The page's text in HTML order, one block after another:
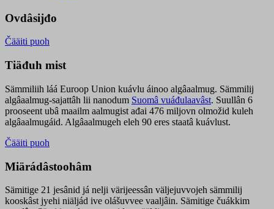
Ovdâsijđo
Čääiti puoh
Tiäđuh mist
Sämmiliih láá Euroop Union kuávlu áinoo algâaalmug. Sämmilij
algâaalmug-sajattâh lii nanodum Suomâ vuáđulaavâst. Suullân 6
prooseent ubâ maailm aalmugist ađai 476 miljovn olmožid kuleh
algâaalmugáid. Algâaalmugeh eleh 90 eres staatâ kuávlust.
Čääiti puoh
Miärádâstoohâm
Sämitige 21 jesânid já nelji värijeessân väljejuvvojeh sämmilij
kooskâst jyehi niäljád ive olášuvvee vaaljâin. Sämitige čuákkim